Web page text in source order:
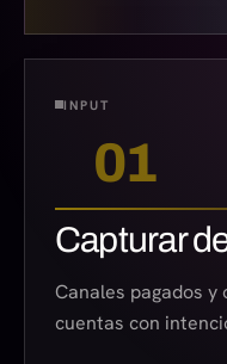
INPUT
01
Capturar
Canales pagados
cuentas con